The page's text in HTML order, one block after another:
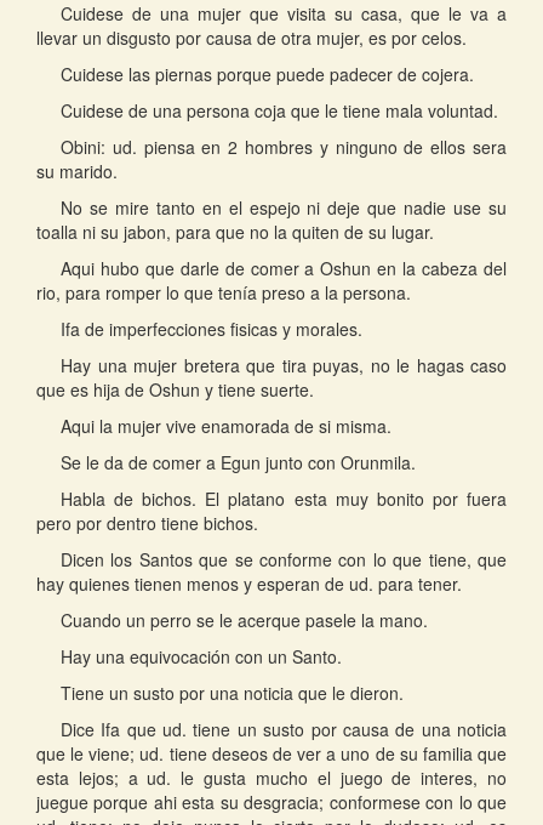
Cuidese de una mujer que visita su casa, que le va a
llevar un disgusto por causa de otra mujer, es por celos.
Cuidese las piernas porque puede padecer de cojera.
Cuidese de una persona coja que le tiene mala voluntad.
Obini: ud. piensa en 2 hombres y ninguno de ellos sera
su marido.
No se mire tanto en el espejo ni deje que nadie use su
toalla ni su jabon, para que no la quiten de su lugar.
Aqui hubo que darle de comer a Oshun en la cabeza del
rio, para romper lo que tenía preso a la persona.
Ifa de imperfecciones fisicas y morales.
Hay una mujer bretera que tira puyas, no le hagas caso
que es hija de Oshun y tiene suerte.
Aqui la mujer vive enamorada de si misma.
Se le da de comer a Egun junto con Orunmila.
Habla de bichos. El platano esta muy bonito por fuera
pero por dentro tiene bichos.
Dicen los Santos que se conforme con lo que tiene, que
hay quienes tienen menos y esperan de ud. para tener.
Cuando un perro se le acerque pasele la mano.
Hay una equivocación con un Santo.
Tiene un susto por una noticia que le dieron.
Dice Ifa que ud. tiene un susto por causa de una noticia
que le viene; ud. tiene deseos de ver a uno de su familia que
esta lejos; a ud. le gusta mucho el juego de interes, no
juegue porque ahi esta su desgracia; conformese con lo que